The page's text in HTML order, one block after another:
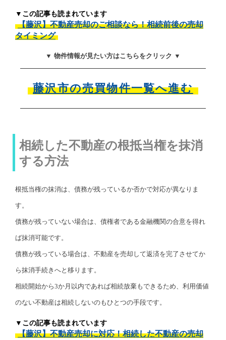
▼この記事も読まれています
【藤沢】不動産売却のご相談なら！相続前後の売却
タイミング
▼ 物件情報が見たい方はこちらをクリック ▼
藤沢市の売買物件一覧へ進む
相続した不動産の根抵当権を抹消
する方法
根抵当権の抹消は、債務が残っているか否かで対応が異なりま
す。
債務が残っていない場合は、債権者である金融機関の合意を得れ
ば抹消可能です。
債務が残っている場合は、不動産を売却して返済を完了させてか
ら抹消手続きへと移ります。
相続開始から3か月以内であれば相続放棄もできるため、利用価値
のない不動産は相続しないのもひとつの手段です。
▼この記事も読まれています
【藤沢】不動産売却に対応！相続した不動産の売却